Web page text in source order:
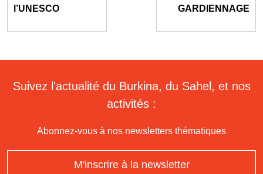
l’UNESCO
GARDIENNAGE
Suivez l'actualité du Burkina, du Sahel, et nos
activités :
Abonnez-vous à nos newsletters thématiques
M'inscrire à la newsletter